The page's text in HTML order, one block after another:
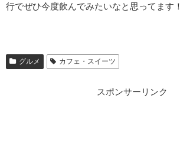
行でぜひ今度飲んでみたいなと思ってます！
グルメ カフェ・スイーツ
スポンサーリンク